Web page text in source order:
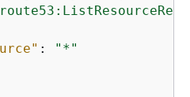
:
"*"